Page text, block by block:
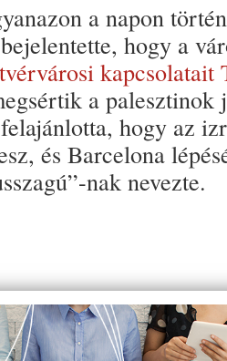
a napon
hogy a
a
hogy az
és Barcelona
nak nevezte.